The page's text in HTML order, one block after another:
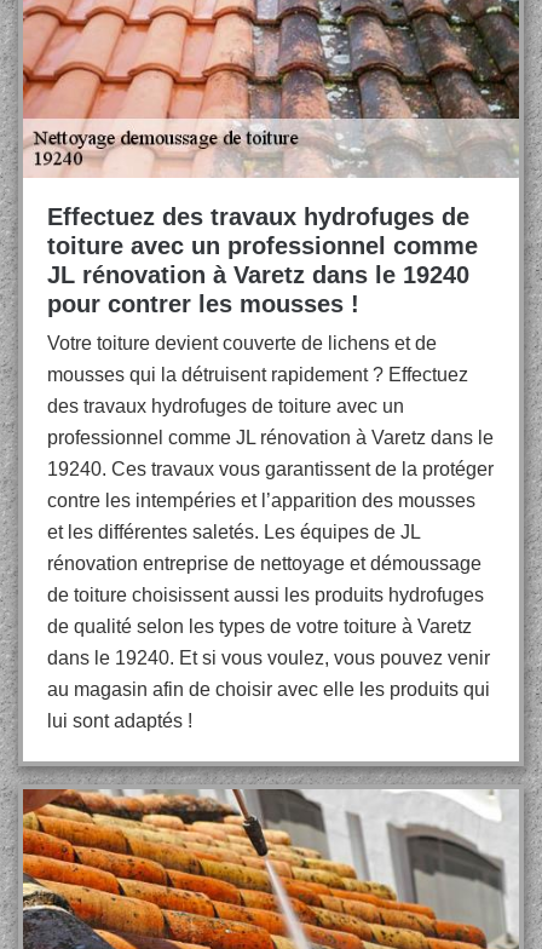
Effectuez des travaux hydrofuges de
toiture avec un professionnel comme
JL rénovation à Varetz dans le 19240
pour contrer les mousses !
Votre toiture devient couverte de lichens et de
mousses qui la détruisent rapidement ? Effectuez
des travaux hydrofuges de toiture avec un
professionnel comme JL rénovation à Varetz dans le
19240. Ces travaux vous garantissent de la protéger
contre les intempéries et l’apparition des mousses
et les différentes saletés. Les équipes de JL
rénovation entreprise de nettoyage et démoussage
de toiture choisissent aussi les produits hydrofuges
de qualité selon les types de votre toiture à Varetz
dans le 19240. Et si vous voulez, vous pouvez venir
au magasin afin de choisir avec elle les produits qui
lui sont adaptés !